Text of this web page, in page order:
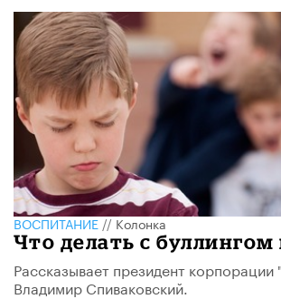
ВОСПИТАНИЕ//Колонка
Что делать с
Рассказывает президент
Владимир Спиваковский.